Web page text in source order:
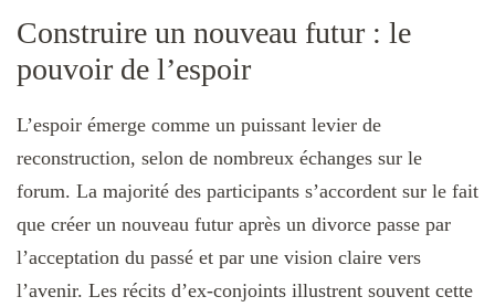
Construire un nouveau futur : le
pouvoir de l’espoir
L’espoir émerge comme un puissant levier de
reconstruction, selon de nombreux échanges sur le
forum. La majorité des participants s’accordent sur le fait
que créer un nouveau futur après un divorce passe par
l’acceptation du passé et par une vision claire vers
l’avenir. Les récits d’ex-conjoints illustrent souvent cette